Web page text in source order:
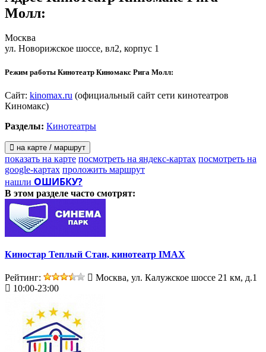
Молл:
Москва
ул. Новорижское шоссе, вл2, корпус 1
Режим работы Кинотеатр Киномакс Рига Молл:
Сайт: kinomax.ru (официальный сайт сети кинотеатров
Киномакс)
Разделы: Кинотеатры
на карте / маршрут
показать на карте посмотреть на яндекс-картах посмотреть на
google-картах проложить маршрут
нашли ОШИБКУ?
В этом разделе часто смотрят:
Киностар Теплый Стан, кинотеатр IMAX
Рейтинг:
Москва, ул. Калужское шоссе 21 км, д.1
10:00-23:00